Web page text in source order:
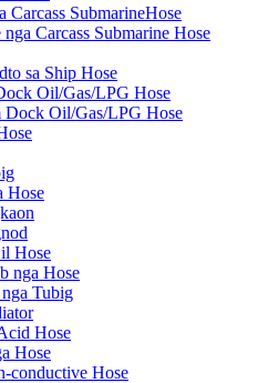
Carcass SubmarineHose
Carcass Submarine Hose
sa Ship Hose
Oil/Gas/LPG Hose
Dock Oil/Gas/LPG Hose
Hose
Hose
nga Hose
Tubig
Hose
Hose
conductive Hose